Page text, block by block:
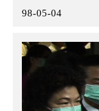
98-05-04